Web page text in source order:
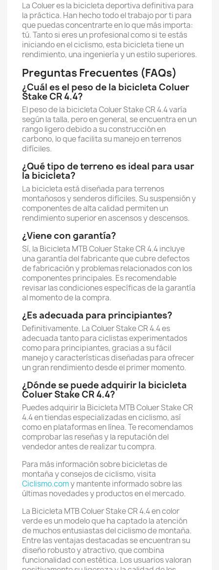
La Coluer es la bicicleta deportiva definitiva para
la práctica. Han hecho todo el trabajo por ti para
que puedas concentrarte en lo que más importa:
tú. Tanto si eres un profesional como si te estás
iniciando en el ciclismo, esta bicicleta tiene un
rendimiento, una ingeniería y un estilo superiores.
Preguntas Frecuentes (FAQs)
¿Cuál es el peso de la bicicleta Coluer
Stake CR 4.4?
El peso de la bicicleta Coluer Stake CR 4.4 varía
según la talla, pero en general, se encuentra en un
rango ligero debido a su construcción en
carbono, lo que facilita su manejo en terrenos
difíciles.
¿Qué tipo de terreno es ideal para usar
la bicicleta?
La bicicleta está diseñada para terrenos
montañosos y senderos difíciles. Su suspensión y
componentes de alta calidad permiten un
rendimiento superior en ascensos y descensos.
¿Viene con garantía?
Sí, la Bicicleta MTB Coluer Stake CR 4.4 incluye
una garantía del fabricante que cubre defectos
de fabricación y problemas relacionados con los
componentes principales. Es recomendable
revisar las condiciones específicas de la garantía
al momento de la compra.
¿Es adecuada para principiantes?
Definitivamente. La Coluer Stake CR 4.4 es
adecuada tanto para ciclistas experimentados
como para principiantes, gracias a su fácil
manejo y características diseñadas para ofrecer
un gran rendimiento desde el primer momento.
¿Dónde se puede adquirir la bicicleta
Coluer Stake CR 4.4?
Puedes adquirir la Bicicleta MTB Coluer Stake CR
4.4 en tiendas especializadas en ciclismo, así
como en plataformas en línea. Te recomendamos
comprobar las reseñas y la reputación del
vendedor antes de realizar tu compra.
Para más información sobre bicicletas de
montaña y consejos de ciclismo, visita
Ciclismo.comy mantente informado sobre las
últimas novedades y productos en el mercado.
La Bicicleta MTB Coluer Stake CR 4.4 en color
verde es un modelo que ha captado la atención
de muchos entusiastas del ciclismo de montaña.
Entre las ventajas destacadas se encuentran su
diseño robusto y atractivo, que combina
funcionalidad con estética. Los usuarios valoran